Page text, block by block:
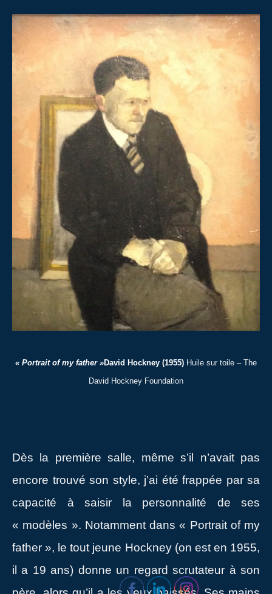
« Portrait of my father »David Hockney (1955) Huile sur toile – The
David Hockney Foundation
Dès la première salle, même s’il n’avait pas
encore trouvé son style, j’ai été frappée par sa
capacité à saisir la personnalité de ses
« modèles ». Notamment dans « Portrait of my
father », le tout jeune Hockney (on est en 1955,
il a 19 ans) donne un regard scrutateur à son